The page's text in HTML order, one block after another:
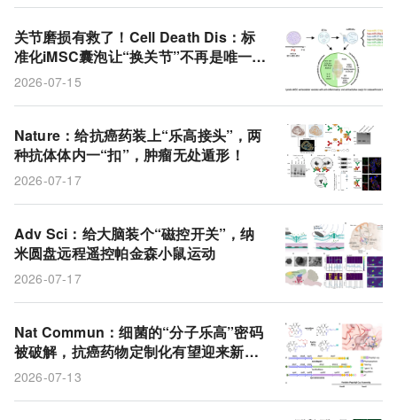
骨关节炎
细胞外囊泡 干细胞疗法 细胞外基质
关节磨损有救了！Cell Death Dis：标
准化iMSC囊泡让“换关节”不再是唯一终
点
2026-07-15
Nature：给抗癌药装上“乐高接头”，两
种抗体体内一“扣”，肿瘤无处遁形！
2026-07-17
Adv Sci：给大脑装个“磁控开关”，纳
米圆盘远程遥控帕金森小鼠运动
2026-07-17
Nat Commun：细菌的“分子乐高”密码
被破解，抗癌药物定制化有望迎来新纪
元
2026-07-13